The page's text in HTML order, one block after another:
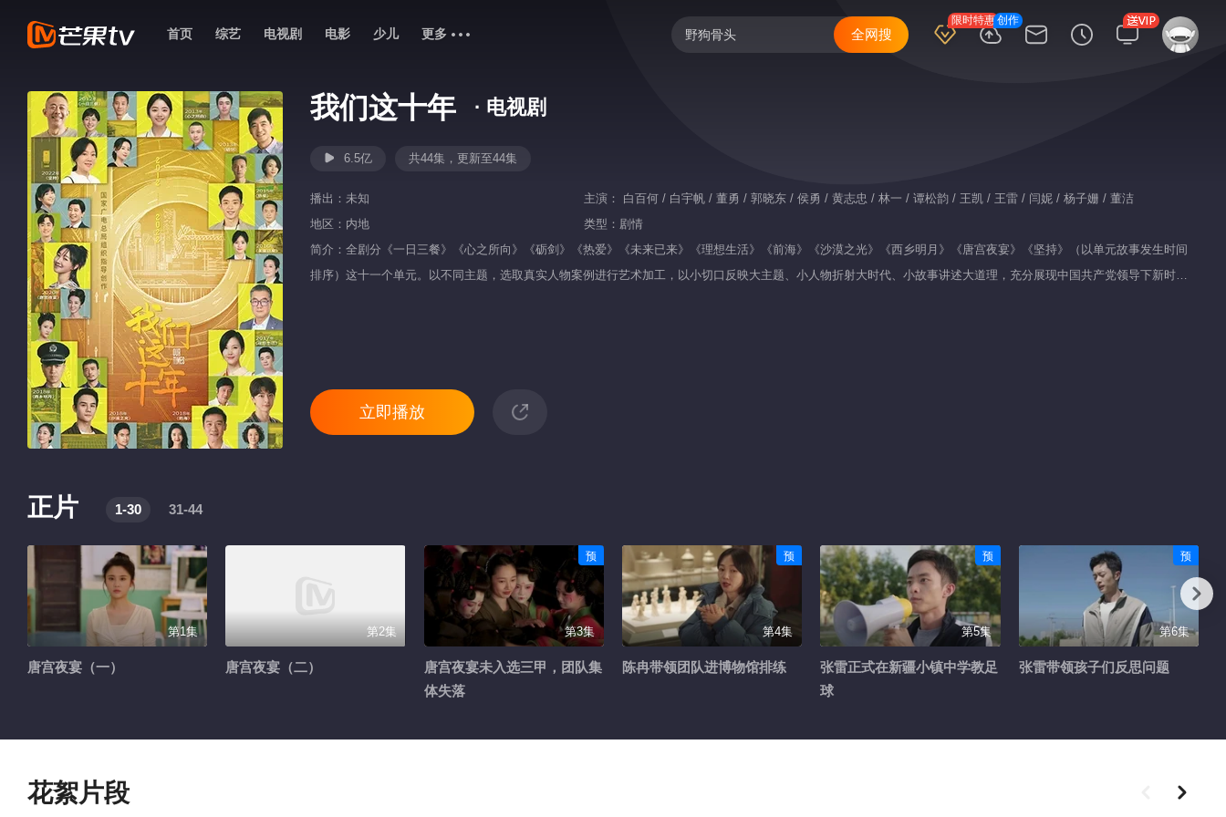
限时特惠创作
野狗骨头
快乐老家
全网搜
首页 综艺 电视剧 电影 少儿 更多
我们这十年 · 电视剧
6.5亿 共44集，更新至44集
播出： 未知 主演：
白百何 / 白宇帆 / 董勇 / 郭晓东 / 侯勇 / 黄志忠 / 林一 / 谭松韵 / 王凯 / 王雷 / 闫妮 / 杨子姗 / 董洁
地区： 内地 类型： 剧情
简介：全剧分《一日三餐》《心之所向》《砺剑》《热爱》《未来已来》《理想生活》《前海》《沙漠之光》《西乡明月》《唐宫夜宴》《坚持》（以单元故事发生时间
排序）这十一个单元。以不同主题，选取真实人物案例进行艺术加工，以小切口反映大主题、小人物折射大时代、小故事讲述大道理，充分展现中国共产党领导下新时代
立即播放
正片 1-30 31-44
第1集
唐宫夜宴（一）
第2集
唐宫夜宴（二）
预
第3集
唐宫夜宴未入选三甲，团队集
体失落
预
第4集
陈冉带领团队进博物馆排练
预
第5集
张雷正式在新疆小镇中学教足
球
预
第6集
张雷带领孩子们反思问题
花絮片段